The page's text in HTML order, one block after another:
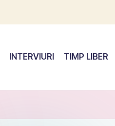
INTERVIURI TIMP LIBER